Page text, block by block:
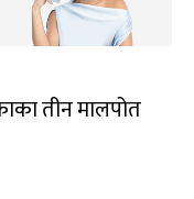
तीन मालपोत